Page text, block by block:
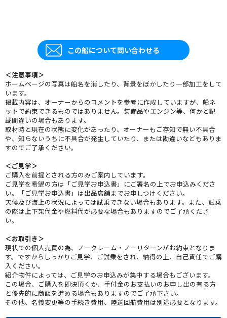
この船について問い合わせる
＜注意事項＞
ホームページの写真は船名を消したり、背景をぼかしたり一部加工をして
います。
掲載内容は、オーナーからのコメントを参考に作成していますが、船ネ
ットで約束できるものではありません。装備品やエンジン等、何かと記
載間違いの場合もあります。
取材時と現在の状態に変化があったり、オーナーもご存知で無い不具合
や、知らないうちに不具合が発生していたり、または勘違いなどもありま
すのでご了承ください。
＜ご見学＞
ご購入を前提とされる方のみご案内しています。
ご見学を希望の方は「ご見学お申込書」にご署名の上でお申込みくださ
い。「ご見学お申込書」は出品店舗までお申しつけください。
天候及び海上の状況によっては試乗できない場合もあります。また、試乗
の際は上下架代金や燃料代が必要な場合もありますのでご了承くださ
い。
＜お取引き＞
現状での個人売買の為、ノークレーム・ノーリターンがお約束となりま
す。ですからしっかりご見学、ご試乗をされ、納得の上、自己責任でご購
入ください。
紹介物件によっては、ご見学のお申込みが集中する場合もございます。
この場合、ご購入を即決頂くか、手付金のお支払いのお申し出の有る方
と優先的に商談を進める場合もありますのでご了承下さい。
その他、名義変更等の手続き費用、陸送回航費用は別途必要となります。